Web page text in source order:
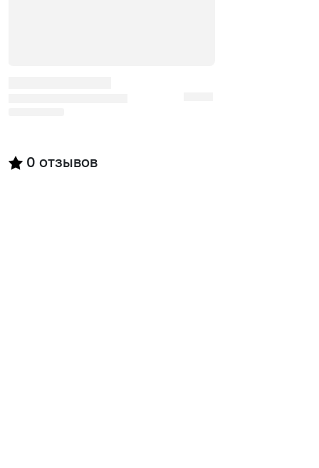
0 отзывов